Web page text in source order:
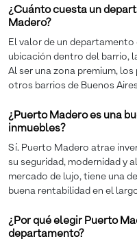
¿Cuánto cuesta un
Madero?
El valor de un
ubicación dentro del barrio,
Al ser una zona premium,
otros barrios de Buenos
¿Puerto Madero es una
inmuebles?
Sí. Puerto Madero atrae
su seguridad, modernidad y
mercado de lujo, tiene una
buena rentabilidad en el
¿Por qué elegir Puerto
departamento?